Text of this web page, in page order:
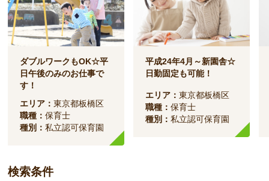
ダブルワークもOK☆平
日午後のみのお仕事で
す！
エリア：東京都板橋区
職種：保育士
種別：私立認可保育園
平成24年4月～新園舎☆
日勤固定も可能！
エリア：東京都板橋区
職種：保育士
種別：私立認可保育園
検索条件